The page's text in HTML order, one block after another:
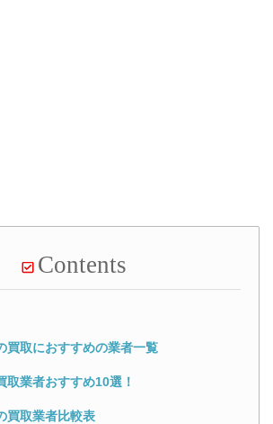
Contents
買取におすすめの業者一覧
取業者おすすめ10選！
買取業者比較表